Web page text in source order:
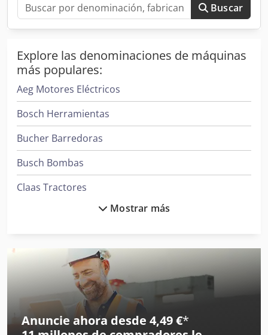
Buscar
Explore las denominaciones de máquinas
más populares:
Aeg Motores Eléctricos
Bosch Herramientas
Bucher Barredoras
Busch Bombas
Claas Tractores
Ge Ultrasonido
Ingersoll Rand Compresores
Ingersoll Rand Herramientas
Mostrar más
Anuncie ahora desde 4,49 €*